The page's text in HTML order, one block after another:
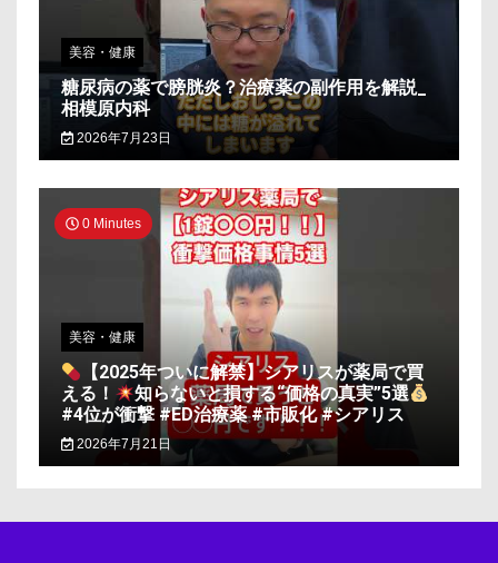
美容・健康
糖尿病の薬で膀胱炎？治療薬の副作用を解説_
相模原内科
2026年7月23日
0 Minutes
美容・健康
【2025年ついに解禁】シアリスが薬局で買
える！
知らないと損する“価格の真実”5選
#4位が衝撃 #ED治療薬 #市販化 #シアリス
2026年7月21日